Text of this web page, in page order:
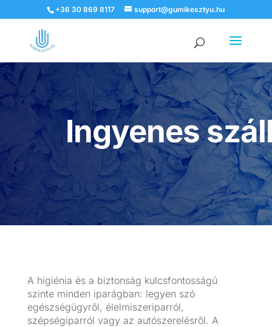
+36 30 869 8117 support@gumikesztyu.hu
Products
search
Ingyenes
A higiénia és a biztonság kulcsfontosságú
szinte minden iparágban: legyen szó
egészségügyről, élelmiszeriparról,
szépségiparról vagy az autószerelésről. A